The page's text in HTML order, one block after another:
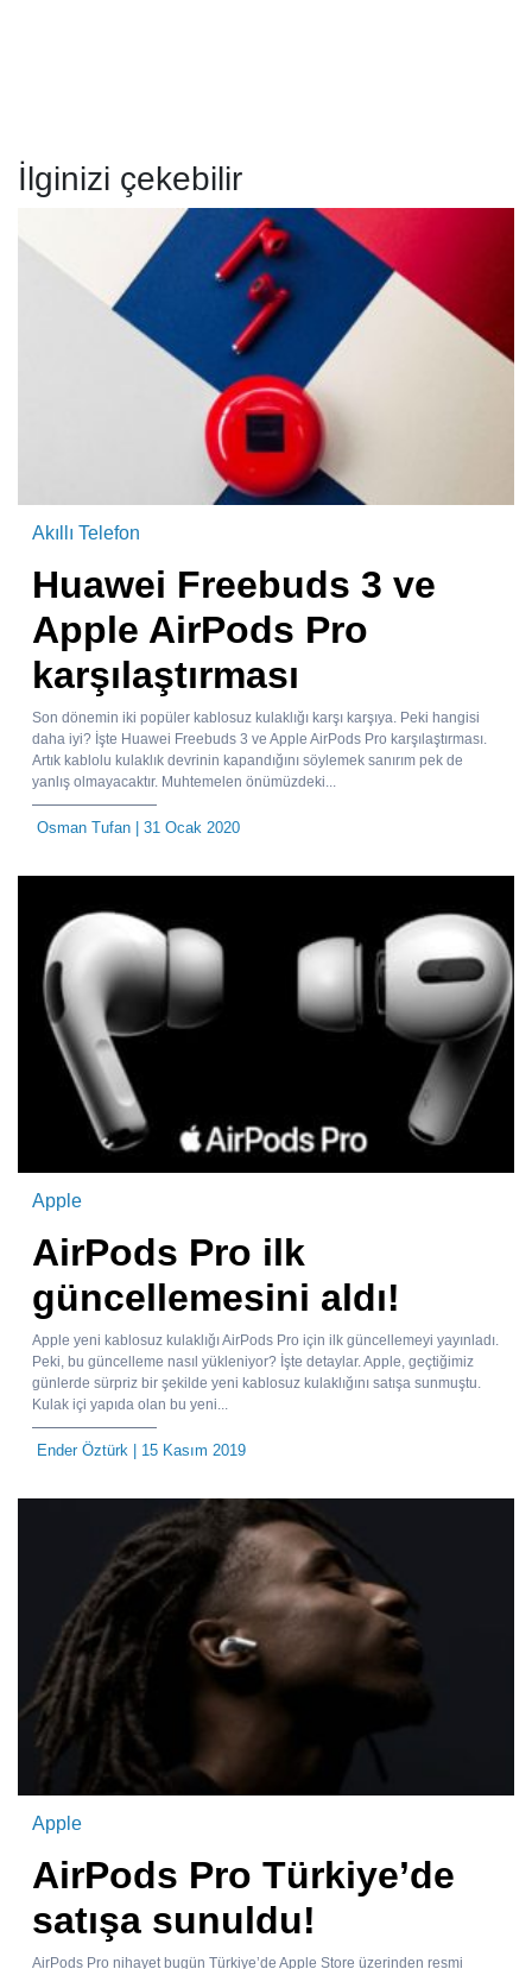
İlginizi çekebilir
Akıllı Telefon
Huawei Freebuds 3 ve
Apple AirPods Pro
karşılaştırması
Son dönemin iki popüler kablosuz kulaklığı karşı karşıya. Peki hangisi
daha iyi? İşte Huawei Freebuds 3 ve Apple AirPods Pro karşılaştırması.
Artık kablolu kulaklık devrinin kapandığını söylemek sanırım pek de
yanlış olmayacaktır. Muhtemelen önümüzdeki...
Osman Tufan | 31 Ocak 2020
Apple
AirPods Pro ilk
güncellemesini aldı!
Apple yeni kablosuz kulaklığı AirPods Pro için ilk güncellemeyi yayınladı.
Peki, bu güncelleme nasıl yükleniyor? İşte detaylar. Apple, geçtiğimiz
günlerde sürpriz bir şekilde yeni kablosuz kulaklığını satışa sunmuştu.
Kulak içi yapıda olan bu yeni...
Ender Öztürk | 15 Kasım 2019
Apple
‪AirPods Pro Türkiye’de
satışa sunuldu!‬
‪AirPods Pro nihayet bugün Türkiye’de Apple Store üzerinden resmi